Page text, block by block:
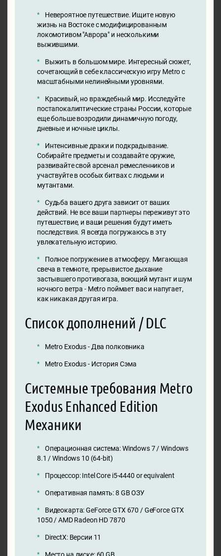
Невероятное путешествие. Ищите новую
жизнь на Востоке с модифицированным
локомотивом "Аврора" и несколькими
выжившими.
Выжить в большом мире. Интересный сюжет,
сочетающий в себе классическую игру Metro с
масштабными нелинейными уровнями.
Красивый, но враждебный мир. Исследуйте
постапокалиптические страны России, которые
еще больше возродили динамичную погоду,
дневные и ночные циклы.
Интенсивные драки и подкрадывание.
Собирайте предметы и создавайте оружие,
развивайте свой арсенал ремесленников и
участвуйте в особых битвах с людьми и
мутантами.
Судьба вашего друга зависит от ваших
действий. Не все ваши партнеры переживут это
путешествие, и ваши решения будут иметь
последствия. Я всегда погружаюсь в эту
увлекательную историю.
Полное погружение в атмосферу. Мигающая
свеча в темноте, прерывистое дыхание
застывшего противогаза, воющий мутант и шум
ночного ветра - Metro поймает вас и напугает,
как никакая другая игра.
Список дополнений / DLC
Metro Exodus - Два полковника
Metro Exodus - История Сэма
Системные требования Metro
Exodus Enhanced Edition
Механики
Операционная система: Windows 7 / Windows
8.1 / Windows 10 (64-bit)
Процессор: Intel Core i5-4440 or equivalent
Оперативная память: 8 GB ОЗУ
Видеокарта: GeForce GTX 670 / GeForce GTX
1050 / AMD Radeon HD 7870
DirectX: Версии 11
Место на диске: 60 GB